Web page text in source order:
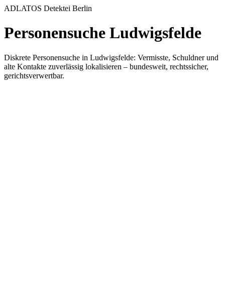
ADLATOS Detektei Berlin
Personensuche Ludwigsfelde
Diskrete Personensuche in Ludwigsfelde: Vermisste, Schuldner und
alte Kontakte zuverlässig lokalisieren – bundesweit, rechtssicher,
gerichtsverwertbar.